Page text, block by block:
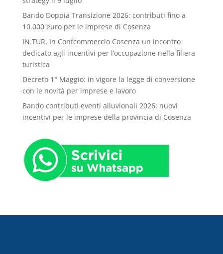
Bando Doppia Transizione 2026: contributi fino a
10.000 euro per le imprese di Cosenza
IN.TUR. In Confcommercio Cosenza un incontro
dedicato agli incentivi per l’occupazione nella filiera
turistica
Decreto 1° Maggio: in vigore la legge di conversione
con le novità per imprese e lavoro
Bando contributi eventi alluvionali 2026: nuovi
incentivi per le imprese della provincia di Cosenza